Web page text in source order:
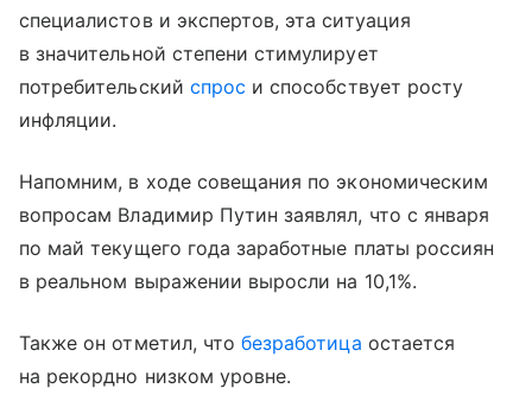
специалистов и экспертов, эта ситуация
в значительной степени стимулирует
потребительский спрос и способствует росту
инфляции.
Напомним, в ходе совещания по экономическим
вопросам Владимир Путин заявлял, что с января
по май текущего года заработные платы россиян
в реальном выражении выросли на 10,1%.
Также он отметил, чтобезработица остается
на рекордно низком уровне.